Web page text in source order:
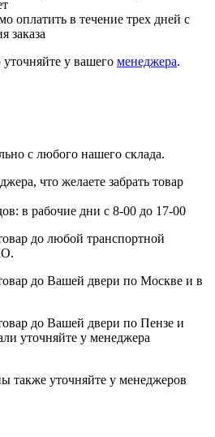
оплатить в течение трех дней с
заказа
у вашего менеджера.
с любого нашего склада.
что желаете забрать товар
в рабочие дни с 8-00 до 17-00
до любой транспортной
до Вашей двери по Москве и в
до Вашей двери по Пензе и
уточняйте у менеджера
также уточняйте у менеджеров